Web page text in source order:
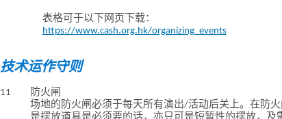
表格可于以下网页下载：
https://www.cash.org.hk/organizing_events
技术运作守则
11
防火闸
场地的防火闸必须于每天所有演出/活动后关上。在防